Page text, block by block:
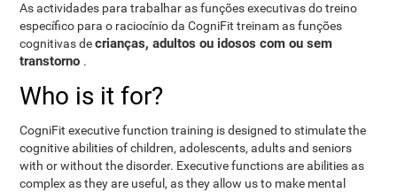
As actividades para trabalhar as funções executivas do treino
específico para o raciocínio da CogniFit treinam as funções
cognitivas decrianças, adultos ou idosos com ou sem
transtorno .
Who is it for?
CogniFit executive function training is designed to stimulate the
cognitive abilities of children, adolescents, adults and seniors
with or without the disorder. Executive functions are abilities as
complex as they are useful, as they allow us to make mental